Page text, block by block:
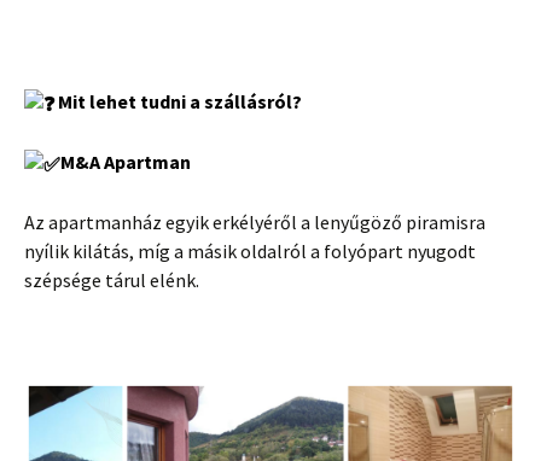
Mit lehet tudni a szállásról?
M&A Apartman
Az apartmanház egyik erkélyéről a lenyűgöző piramisra
nyílik kilátás, míg a másik oldalról a folyópart nyugodt
szépsége tárul elénk.